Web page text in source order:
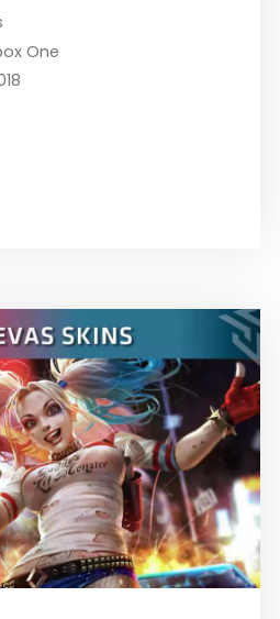
que este crossover
del universo del
el tráiler a
One